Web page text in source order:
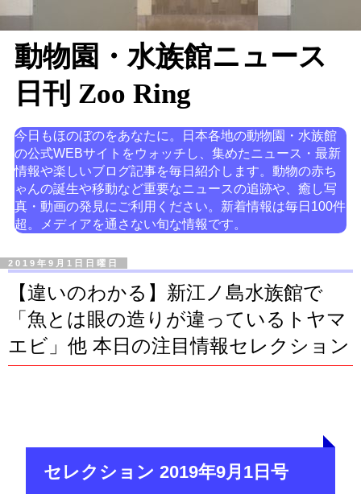
動物園・水族館ニュース
日刊 Zoo Ring
今日もほのぼのをあなたに。日本各地の動物園・水族館
の公式WEBサイトをウォッチし、集めたニュース・最新
情報や楽しいブログ記事を毎日紹介します。動物の赤ち
ゃんの誕生や移動など重要なニュースの追跡や、癒し写
真・動画の発見にご利用ください。新着情報は毎日100件
超。メディアを通さない旬な情報です。
2019年9月1日日曜日
【違いのわかる】新江ノ島水族館で
「魚とは眼の造りが違っているトヤマ
エビ」他 本日の注目情報セレクション
セレクション 2019年9月1日号